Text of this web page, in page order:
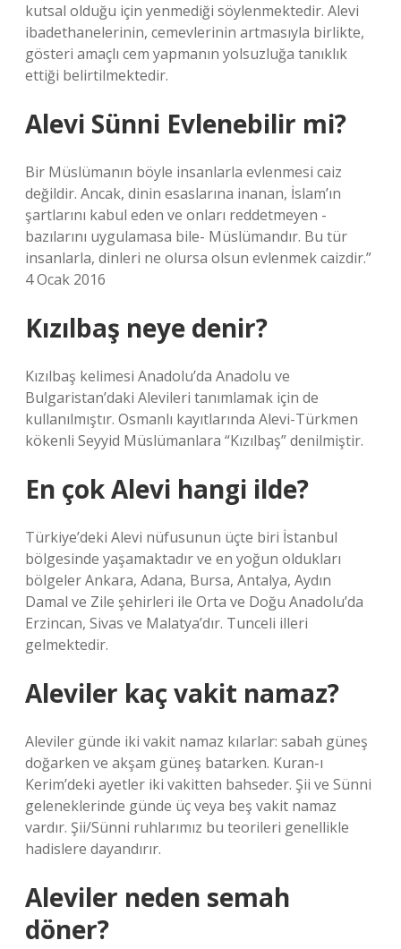
kutsal olduğu için yenmediği söylenmektedir. Alevi
ibadethanelerinin, cemevlerinin artmasıyla birlikte,
gösteri amaçlı cem yapmanın yolsuzluğa tanıklık
ettiği belirtilmektedir.
Alevi Sünni Evlenebilir mi?
Bir Müslümanın böyle insanlarla evlenmesi caiz
değildir. Ancak, dinin esaslarına inanan, İslam’ın
şartlarını kabul eden ve onları reddetmeyen -
bazılarını uygulamasa bile- Müslümandır. Bu tür
insanlarla, dinleri ne olursa olsun evlenmek caizdir.”
4 Ocak 2016
Kızılbaş neye denir?
Kızılbaş kelimesi Anadolu’da Anadolu ve
Bulgaristan’daki Alevileri tanımlamak için de
kullanılmıştır. Osmanlı kayıtlarında Alevi-Türkmen
kökenli Seyyid Müslümanlara “Kızılbaş” denilmiştir.
En çok Alevi hangi ilde?
Türkiye’deki Alevi nüfusunun üçte biri İstanbul
bölgesinde yaşamaktadır ve en yoğun oldukları
bölgeler Ankara, Adana, Bursa, Antalya, Aydın
Damal ve Zile şehirleri ile Orta ve Doğu Anadolu’da
Erzincan, Sivas ve Malatya’dır. Tunceli illeri
gelmektedir.
Aleviler kaç vakit namaz?
Aleviler günde iki vakit namaz kılarlar: sabah güneş
doğarken ve akşam güneş batarken. Kuran-ı
Kerim’deki ayetler iki vakitten bahseder. Şii ve Sünni
geleneklerinde günde üç veya beş vakit namaz
vardır. Şii/Sünni ruhlarımız bu teorileri genellikle
hadislere dayandırır.
Aleviler neden semah
döner?